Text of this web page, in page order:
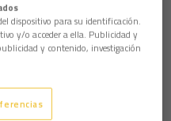
dispositivo para su identificación.
y/o acceder a ella. Publicidad y
y contenido, investigación